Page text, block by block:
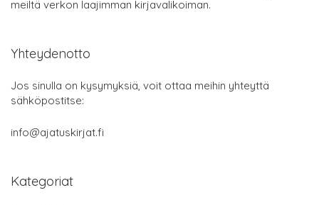
meiltä verkon laajimman kirjavalikoiman.
Yhteydenotto
Jos sinulla on kysymyksiä, voit ottaa meihin yhteyttä
sähköpostitse:
info@ajatuskirjat.fi
Kategoriat